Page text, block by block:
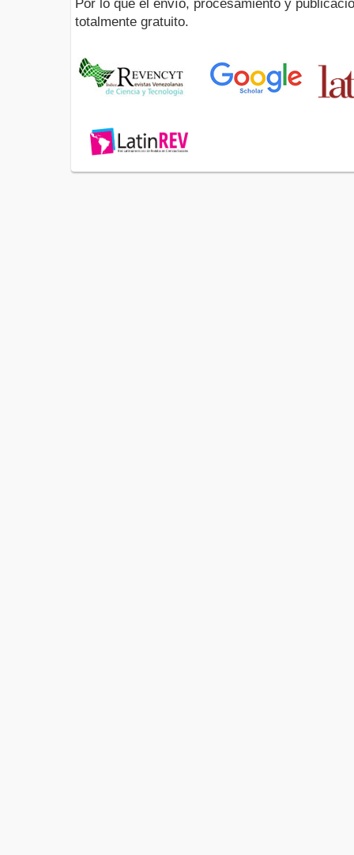
Por lo que el envío, procesamiento y
totalmente gratuito.